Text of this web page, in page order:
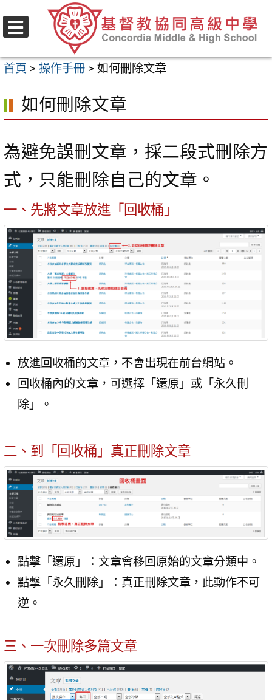
至
要
容
首頁 > 操作手冊 > 如何刪除文章
如何刪除文章
為避免誤刪文章，採二段式刪除方
式，只能刪除自己的文章。
一、先將文章放進「回收桶」
放進回收桶的文章，不會出現在前台網站。
回收桶內的文章，可選擇「還原」或「永久刪
除」。
二、到「回收桶」真正刪除文章
點擊「還原」：文章會移回原始的文章分類中。
點擊「永久刪除」：真正刪除文章，此動作不可
逆。
三、一次刪除多篇文章
選
單